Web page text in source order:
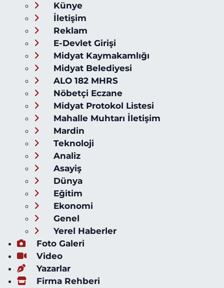
Künye
İletişim
Reklam
E-Devlet Girişi
Midyat Kaymakamlığı
Midyat Belediyesi
ALO 182 MHRS
Nöbetçi Eczane
Midyat Protokol Listesi
Mahalle Muhtarı İletişim
Mardin
Teknoloji
Analiz
Asayiş
Dünya
Eğitim
Ekonomi
Genel
Yerel Haberler
Foto Galeri
Video
Yazarlar
Firma Rehberi